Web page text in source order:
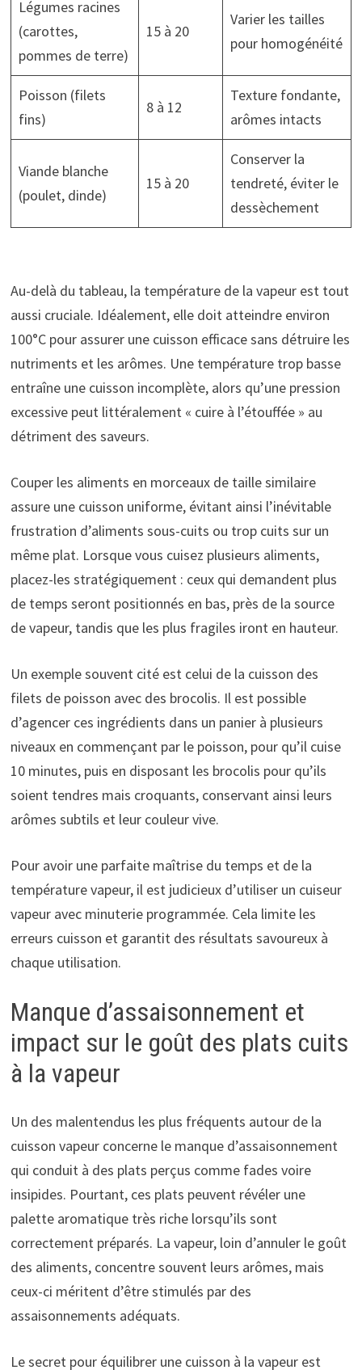
Légumes racines
(carottes,
pommes de terre)
15 à 20
Varier les tailles
pour homogénéité
Poisson (filets
fins)
8 à 12
Texture fondante,
arômes intacts
Viande blanche
(poulet, dinde)
15 à 20
Conserver la
tendreté, éviter le
dessèchement
Au-delà du tableau, la température de la vapeur est tout
aussi cruciale. Idéalement, elle doit atteindre environ
100°C pour assurer une cuisson efficace sans détruire les
nutriments et les arômes. Une température trop basse
entraîne une cuisson incomplète, alors qu’une pression
excessive peut littéralement « cuire à l’étouffée » au
détriment des saveurs.
Couper les aliments en morceaux de taille similaire
assure une cuisson uniforme, évitant ainsi l’inévitable
frustration d’aliments sous-cuits ou trop cuits sur un
même plat. Lorsque vous cuisez plusieurs aliments,
placez-les stratégiquement : ceux qui demandent plus
de temps seront positionnés en bas, près de la source
de vapeur, tandis que les plus fragiles iront en hauteur.
Un exemple souvent cité est celui de la cuisson des
filets de poisson avec des brocolis. Il est possible
d’agencer ces ingrédients dans un panier à plusieurs
niveaux en commençant par le poisson, pour qu’il cuise
10 minutes, puis en disposant les brocolis pour qu’ils
soient tendres mais croquants, conservant ainsi leurs
arômes subtils et leur couleur vive.
Pour avoir une parfaite maîtrise du temps et de la
température vapeur, il est judicieux d’utiliser un cuiseur
vapeur avec minuterie programmée. Cela limite les
erreurs cuisson et garantit des résultats savoureux à
chaque utilisation.
Manque d’assaisonnement et
impact sur le goût des plats cuits
à la vapeur
Un des malentendus les plus fréquents autour de la
cuisson vapeur concerne le manque d’assaisonnement
qui conduit à des plats perçus comme fades voire
insipides. Pourtant, ces plats peuvent révéler une
palette aromatique très riche lorsqu’ils sont
correctement préparés. La vapeur, loin d’annuler le goût
des aliments, concentre souvent leurs arômes, mais
ceux-ci méritent d’être stimulés par des
assaisonnements adéquats.
Le secret pour équilibrer une cuisson à la vapeur est